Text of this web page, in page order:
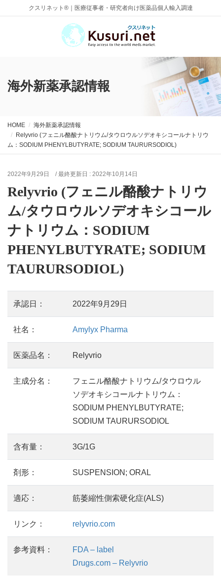
クスリネット®｜医療従事者・研究者向け医薬品個人輸入調達
海外新薬承認情報
HOME
海外新薬承認情報
Relyvrio (フェニル酪酸ナトリウム/タウロウルソデオキシコールナトリウ
ム：SODIUM PHENYLBUTYRATE; SODIUM TAURURSODIOL)
2022年9月29日 / 最終更新日 : 2022年10月14日
Relyvrio (フェニル酪酸ナトリウ
ム/タウロウルソデオキシコール
ナトリウム：SODIUM
PHENYLBUTYRATE; SODIUM
TAURURSODIOL)
承認日： 2022年9月29日
社名： Amylyx Pharma
医薬品名： Relyvrio
主成分名：
フェニル酪酸ナトリウム/タウロウル
ソデオキシコールナトリウム：
SODIUM PHENYLBUTYRATE;
SODIUM TAURURSODIOL
含有量： 3G/1G
剤形： SUSPENSION; ORAL
適応： 筋萎縮性側索硬化症(ALS)
リンク： relyvrio.com
参考資料：
FDA – label
Drugs.com – Relyvrio